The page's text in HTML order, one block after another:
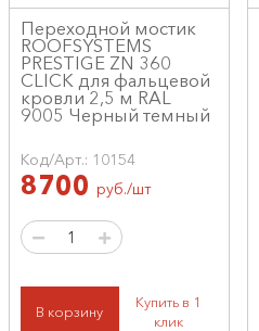
Переходной мостик
ROOFSYSTEMS
PRESTIGE ZN 360
CLICK для фальцевой
кровли 2,5 м RAL
9005 Черный темный
Код/Арт.: 10154
8700 руб./шт
В корзину
Купить в 1
клик